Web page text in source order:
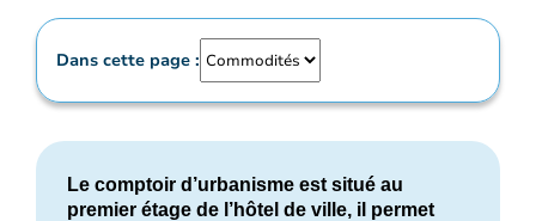
Dans cette page :
Le comptoir d’urbanisme est situé au
premier étage de l’hôtel de ville, il permet